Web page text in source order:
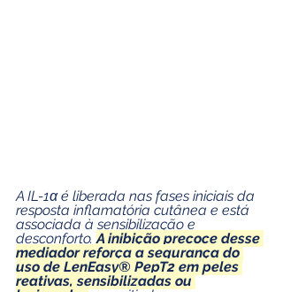
A IL-1α é liberada nas fases iniciais da
resposta inflamatória cutânea e está
associada à sensibilização e
desconforto. A inibição precoce desse
mediador reforça a segurança do
uso de LenEasy® PepT2 em peles
reativas, sensibilizadas ou